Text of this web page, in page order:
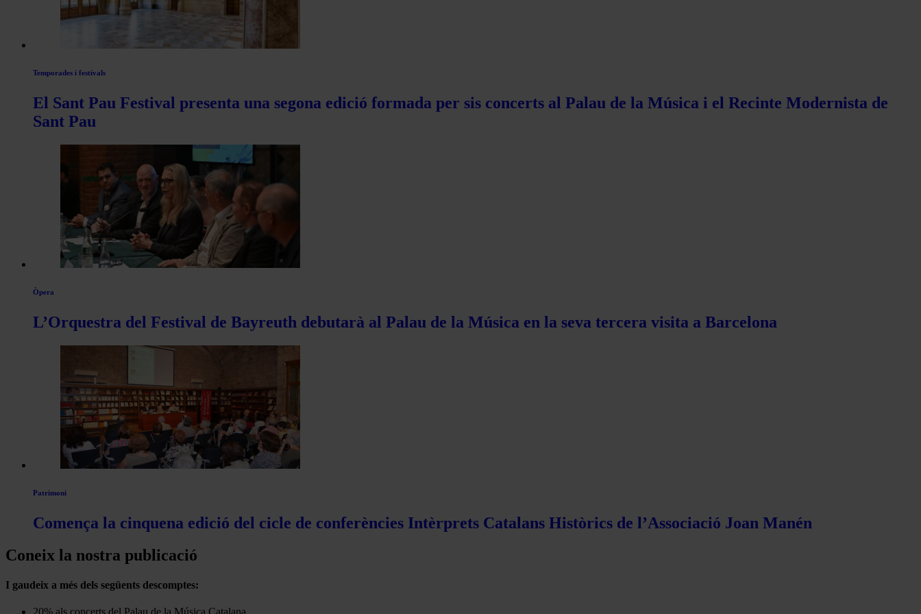
Temporades i festivals
El Sant Pau Festival presenta una segona edició formada per sis concerts al Palau de la Música i el Recinte Modernista de
Sant Pau
Òpera
L’Orquestra del Festival de Bayreuth debutarà al Palau de la Música en la seva tercera visita a Barcelona
Patrimoni
Comença la cinquena edició del cicle de conferències Intèrprets Catalans Històrics de l’Associació Joan Manén
Coneix la nostra publicació
I gaudeix a més dels següents descomptes: